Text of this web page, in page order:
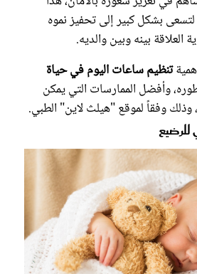
بشكل كبير إلى تحفيز نموه
العلاقة بينه وبين والديه.
تنظيم ساعات اليوم في حياة
وأفضل الممارسات التي يمكن
وذلك وفقاً لموقع "هيلث لاين" الطبي.
للرضيع
غلاف رفمي